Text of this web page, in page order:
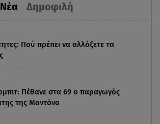
Δημοφιλή
Πού πρέπει να αλλάξετε τα
Πέθανε στα 69 ο παραγωγός
της Μαντόνα